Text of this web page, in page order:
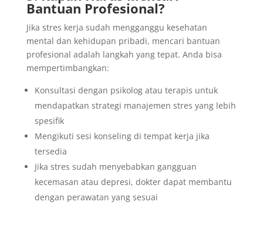
Bantuan Profesional?
Jika stres kerja sudah mengganggu kesehatan
mental dan kehidupan pribadi, mencari bantuan
profesional adalah langkah yang tepat. Anda bisa
mempertimbangkan:
Konsultasi dengan psikolog atau terapis untuk
mendapatkan strategi manajemen stres yang lebih
spesifik
Mengikuti sesi konseling di tempat kerja jika
tersedia
Jika stres sudah menyebabkan gangguan
kecemasan atau depresi, dokter dapat membantu
dengan perawatan yang sesuai